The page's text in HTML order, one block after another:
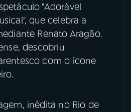
Facebook
"Adorável
que celebra a
Renato Aragão.
descobriu
com o ícone
inédita no Rio de